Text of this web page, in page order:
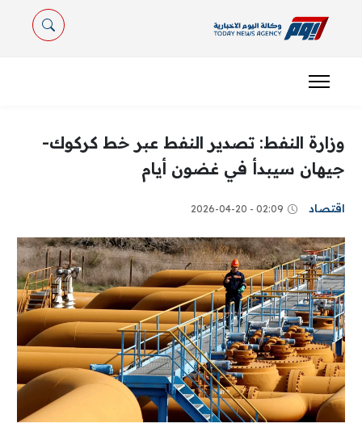
وزارة النفط: تصدير النفط عبر خط كركوك-
جيهان سيبدأ في غضون أيام
اقتصاد 02:09 - 2026-04-20